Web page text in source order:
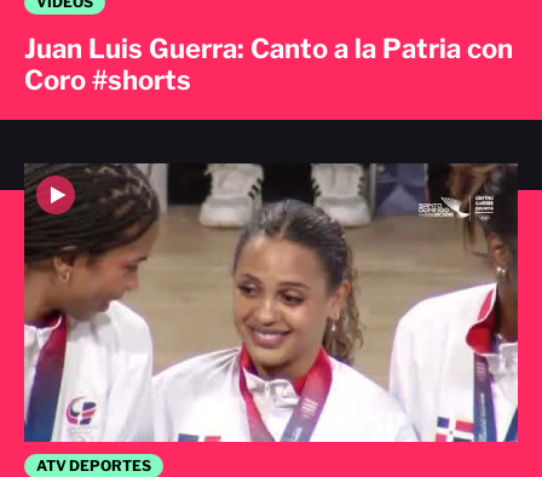
ATV DEPORTES
Juan Luis Guerra: Canto a la Patria con
Coro #shorts